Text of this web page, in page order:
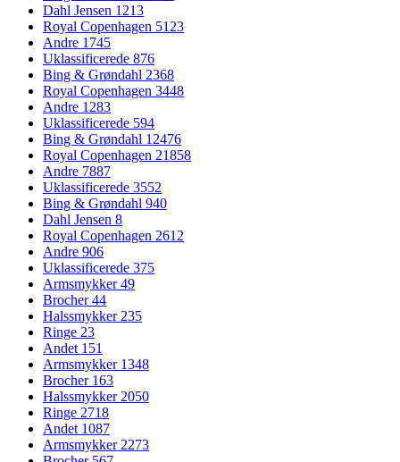
Dahl Jensen 1213
Royal Copenhagen 5123
Andre 1745
Uklassificerede 876
Bing & Grøndahl 2368
Royal Copenhagen 3448
Andre 1283
Uklassificerede 594
Bing & Grøndahl 12476
Royal Copenhagen 21858
Andre 7887
Uklassificerede 3552
Bing & Grøndahl 940
Dahl Jensen 8
Royal Copenhagen 2612
Andre 906
Uklassificerede 375
Armsmykker49
Brocher44
Halssmykker235
Ringe 23
Andet 151
Armsmykker 1348
Brocher 163
Halssmykker2050
Ringe 2718
Andet 1087
Armsmykker2273